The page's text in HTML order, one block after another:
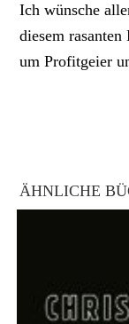
Ich wünsche
diesem
um Profitgeier
ÄHNLICHE